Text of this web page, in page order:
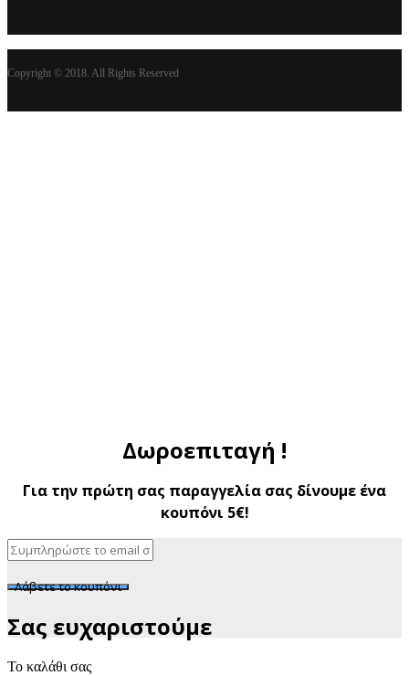
Copyright © 2018. All Rights Reserved
Δωροεπιταγή !
Για την πρώτη σας παραγγελία σας δίνουμε ένα
κουπόνι 5€!
Λάβετε το κουπόνι
Σας ευχαριστούμε
Το καλάθι σας